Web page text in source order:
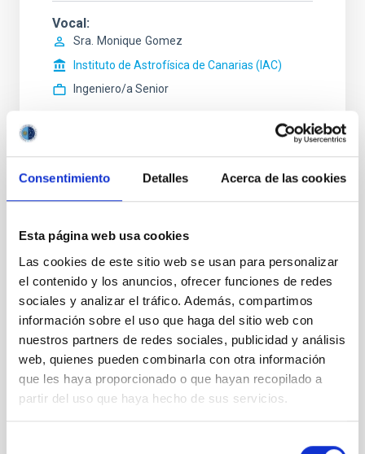
Consentimiento Detalles Acerca de las cookies
Esta página web usa cookies
Las cookies de este sitio web se usan para personalizar
el contenido y los anuncios, ofrecer funciones de redes
sociales y analizar el tráfico. Además, compartimos
información sobre el uso que haga del sitio web con
nuestros partners de redes sociales, publicidad y análisis
web, quienes pueden combinarla con otra información
que les haya proporcionado o que hayan recopilado a
partir del uso que haya hecho de sus servicios.
Vocal
Sra. Monique Gomez
Instituto de Astrofísica de Canarias (IAC)
Ingeniero/a Senior
PROFESSIONAL PROFILE
REQUIRED DEGREE
HIGHER NATIONAL DIPLOMA [UK] (QF-EHEA
SHORT CYCLE)
GESTIÓN ADMINISTRATIVA
PROMOTION